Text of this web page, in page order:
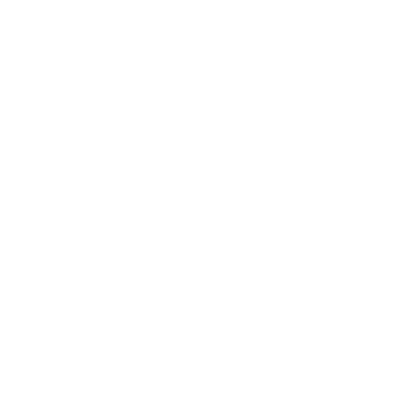
Event: Zwischen Verlust und Neubeginn
Event: Zwischen Verlust und Neubeginn
Event: Zwischen Verlust und Neubeginn